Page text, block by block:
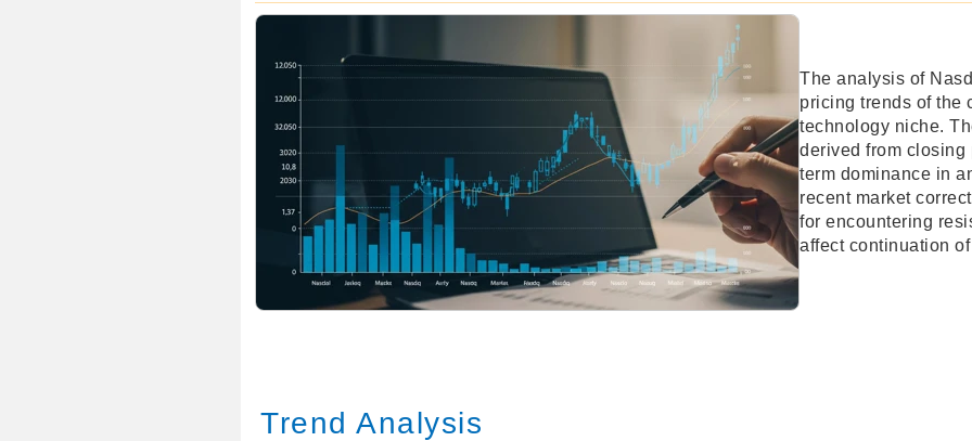
The analysis of
pricing trends of the
technology niche.
derived from closing
term dominance in
recent market
for encountering
affect continuation
Trend Analysis